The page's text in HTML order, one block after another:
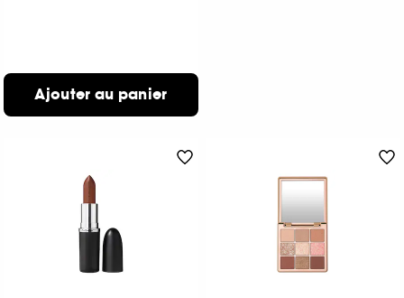
Ajouter au panier